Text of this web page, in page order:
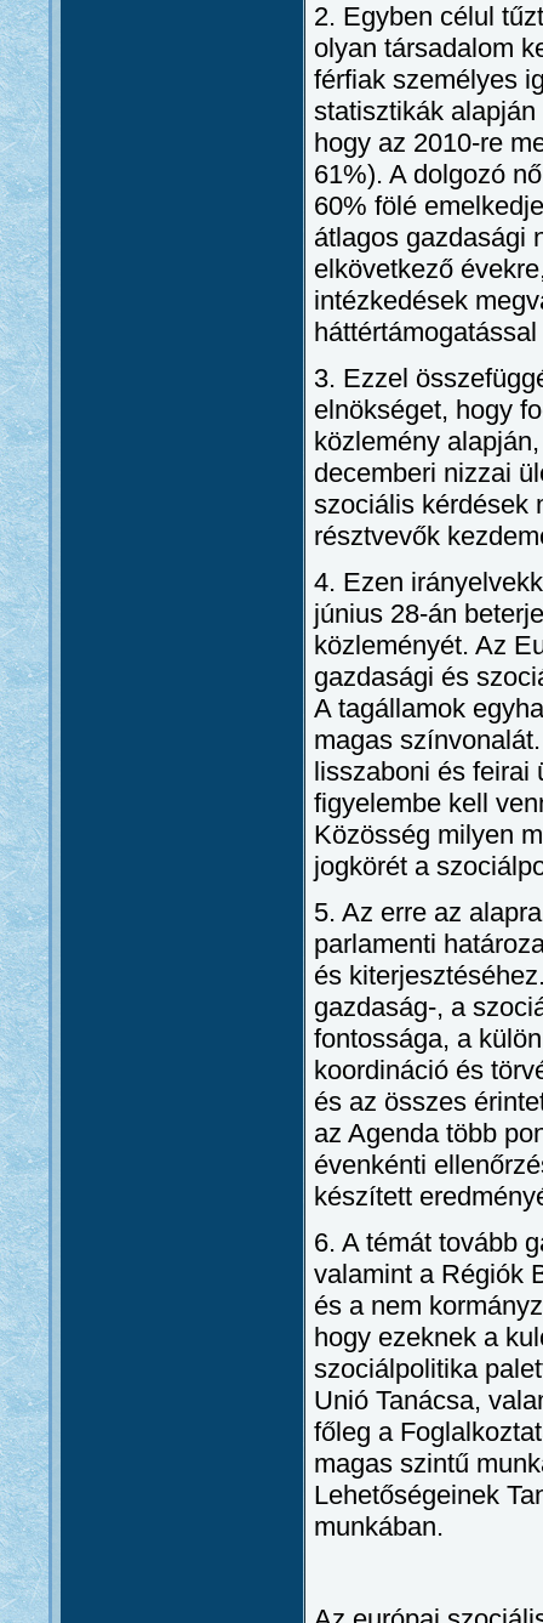
2. Egyben célul
olyan társadalom
férfiak személyes
statisztikák
hogy az 2010-re
61%). A dolgozó
60% fölé
átlagos gazdasági
elkövetkező
intézkedések
3. Ezzel
elnökséget, hogy
közlemény
decemberi nizzai
szociális kérdések
résztvevők
4. Ezen
június 28-án
közleményét. Az
gazdasági és
A tagállamok
magas
lisszaboni és feirai
figyelembe kell
Közösség milyen
jogkörét a
5. Az erre az
parlamenti
és
gazdaság-, a
fontossága, a
koordináció és
és az összes
az Agenda több
évenkénti
készített
6. A témát tovább
valamint a Régiók
és a nem
hogy ezeknek a
szociálpolitika
Unió Tanácsa,
főleg a
magas szintű
Lehetőségeinek
munkában.